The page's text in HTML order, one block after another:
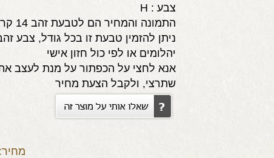
צבע : H
התמונה והמחיר הם לטבעת זהב 14 קראט ויהלומים
ניתן להזמין טבעת זו בכל גודל, צבע
יהלומים או לפי כול חזון אישי
אנא לחצי על הכפתור על מנת לעצב
שתרצי, ולקבל הצעת מחיר
מחיר: